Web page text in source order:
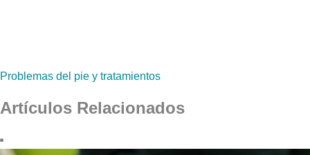
Problemas del pie y tratamientos
Artículos Relacionados